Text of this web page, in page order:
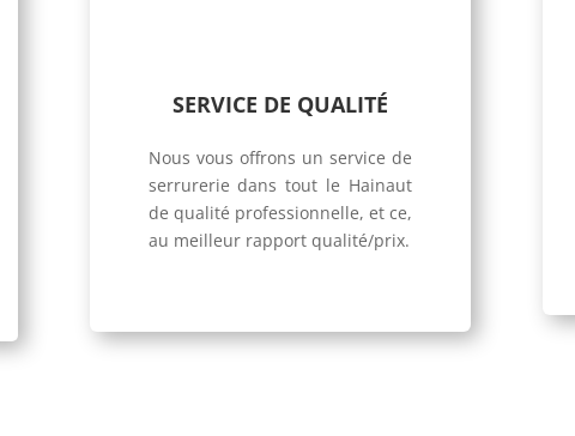
SERVICE DE QUALITÉ
Nous vous offrons un service de
serrurerie dans tout le Hainaut
de qualité professionnelle, et ce,
au meilleur rapport qualité/prix.